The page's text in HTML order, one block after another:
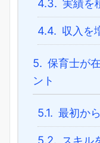
4.3. 実績を
4.4. 収入を
5. 保育士が
ント
5.1. 最初か
5.2. スキル